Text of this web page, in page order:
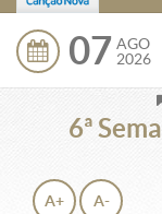
07 AGO
2026
6ª
A+ A-